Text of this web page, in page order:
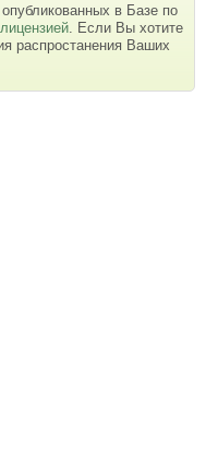
в Базе по
лицензией . Если Вы хотите
распростанения Ваших